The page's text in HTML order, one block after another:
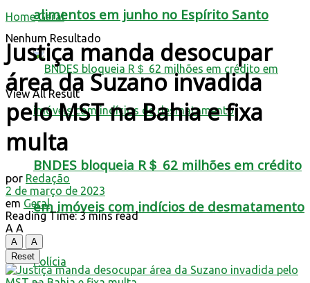
alimentos em junho no Espírito Santo
BNDES bloqueia R＄ 62 milhões em crédito
em imóveis com indícios de desmatamento
Polícia
Nenhum Resultado
View All Result
Home Geral
Justiça manda desocupar
área da Suzano invadida
pelo MST na Bahia e fixa
multa
por Redação
2 de março de 2023
em Geral
Reading Time: 3 mins read
A A
A
A
Reset